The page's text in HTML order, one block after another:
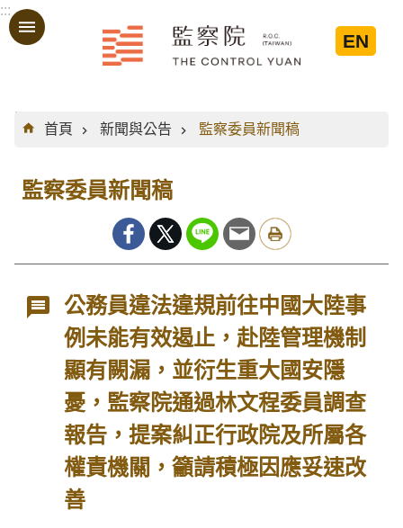
跳到主要內容區塊
:::
EN
:::
首頁
新聞與公告 監察委員新聞稿
監察委員新聞稿
公務員違法違規前往中國大陸事
例未能有效遏止，赴陸管理機制
顯有闕漏，並衍生重大國安隱
憂，監察院通過林文程委員調查
報告，提案糾正行政院及所屬各
權責機關，籲請積極因應妥速改
善